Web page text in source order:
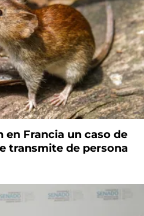
Francia un caso de
transmite de persona